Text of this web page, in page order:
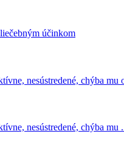
účinkom
nesústredené, chýba mu
nesústredené, chýba mu